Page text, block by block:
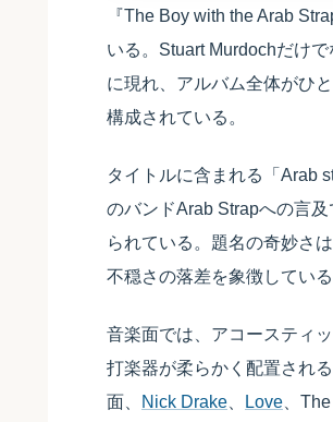
『The Boy with the Arab
いる。Stuart Murdochだけ
に現れ、アルバム全体がひ
構成されている。
タイトルに含まれる「Arab
のバンドArab Strapへの言
られている。題名の奇妙さ
不穏さの落差を象徴している
音楽面では、アコースティ
打楽器が柔らかく配置され
面、 Nick Drake Love 、